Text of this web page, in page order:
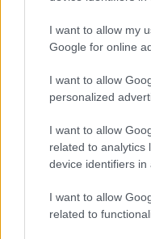
I want to allow my
Google for online
I want to allow
personalized
I want to allow
related to analytics
device identifiers in
I want to allow
related to
Sri Lanka: itinerari
spiagge paradisiache